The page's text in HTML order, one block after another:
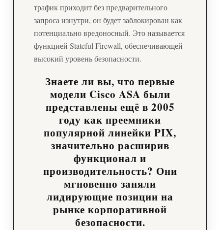
трафик приходит без предварительного
запроса изнутри, он будет заблокирован как
потенциально вредоносный. Это называется
функцией Stateful Firewall, обеспечивающей
высокий уровень безопасности.
Знаете ли вы, что первые
модели Cisco ASA были
представлены ещё в 2005
году как преемники
популярной линейки PIX,
значительно расширив
функционал и
производительность? Они
мгновенно заняли
лидирующие позиции на
рынке корпоративной
безопасности.